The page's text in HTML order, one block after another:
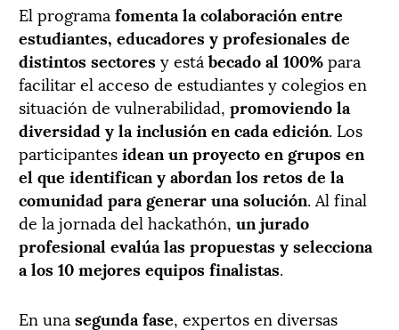
El programa fomenta la colaboración entre
estudiantes, educadores y profesionales de
distintos sectoresy está becado al 100%para
facilitar el acceso de estudiantes y colegios en
situación de vulnerabilidad, promoviendo la
diversidad y la inclusión en cada edición. Los
participantesidean un proyecto en grupos en
el que identifican y abordan los retos de la
comunidad para generar una solución. Al final
de la jornada del hackathón, un jurado
profesional evalúa las propuestas y selecciona
a los 10 mejores equipos finalistas.
En una segunda fase, expertos en diversas